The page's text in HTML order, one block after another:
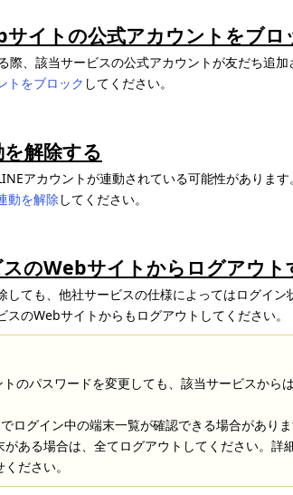
イトの公式アカウントをブロ
際、該当サービスの公式アカウントが友だち追加
トをブロック してください。
解除する
アカウントが連動されている可能性があります。
動を解除 してください。
のWebサイトからログアウト
しても、他社サービスの仕様によってはログイ
スのWebサイトからもログアウトしてください。
のパスワードを変更しても、該当サービスから
ログイン中の端末一覧が確認できる場合があり
がある場合は、全てログアウトしてください。詳
ださい。